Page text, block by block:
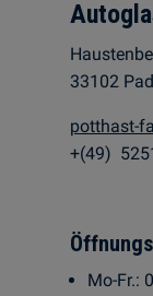
33102
potthast-
+(49)
Mo-Fr.: